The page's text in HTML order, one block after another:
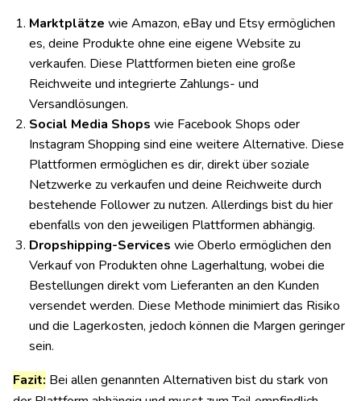
Marktplätze wie Amazon, eBay und Etsy ermöglichen
es, deine Produkte ohne eine eigene Website zu
verkaufen. Diese Plattformen bieten eine große
Reichweite und integrierte Zahlungs- und
Versandlösungen.
Social Media Shops wie Facebook Shops oder
Instagram Shopping sind eine weitere Alternative. Diese
Plattformen ermöglichen es dir, direkt über soziale
Netzwerke zu verkaufen und deine Reichweite durch
bestehende Follower zu nutzen. Allerdings bist du hier
ebenfalls von den jeweiligen Plattformen abhängig.
Dropshipping-Services wie Oberlo ermöglichen den
Verkauf von Produkten ohne Lagerhaltung, wobei die
Bestellungen direkt vom Lieferanten an den Kunden
versendet werden. Diese Methode minimiert das Risiko
und die Lagerkosten, jedoch können die Margen geringer
sein.
Fazit: Bei allen genannten Alternativen bist du stark von